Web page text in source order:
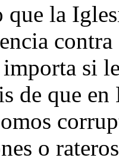
la
si
de que
o